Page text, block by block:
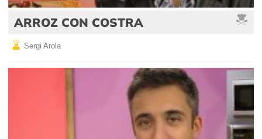
ARROZ CON COSTRA
Sergi Arola